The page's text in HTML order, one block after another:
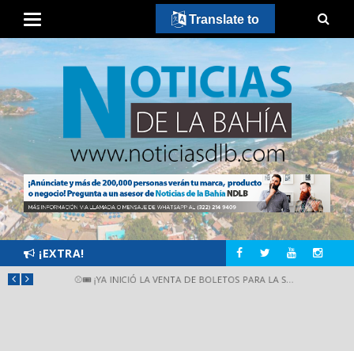
¡EXTRA!
JASMIN BUGARÍN TOMA LAS CALLES DE NAYARIT CON IMPRESIONANTE APOYO POPULAR
Translate to